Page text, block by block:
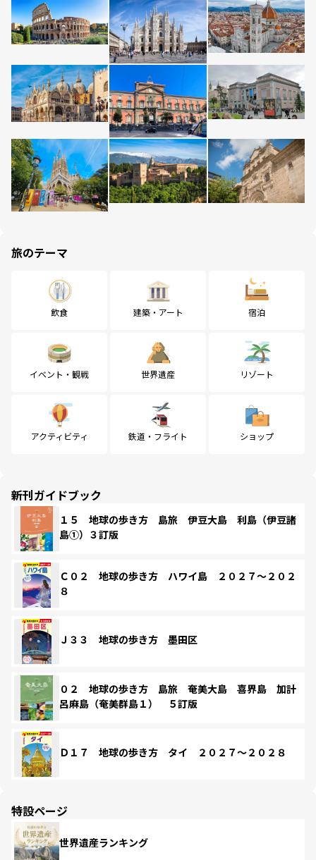
旅のテーマ
飲食 建築・アート 宿泊
イベント・観戦 世界遺産 リゾート
アクティビティ 鉄道・フライト ショップ
新刊ガイドブック
１５ 地球の歩き方 島旅 伊豆大島 利島（伊豆諸
島①）３訂版
Ｃ０２ 地球の歩き方 ハワイ島 ２０２７～２０２
８
Ｊ３３ 地球の歩き方 墨田区
０２ 地球の歩き方 島旅 奄美大島 喜界島 加計
呂麻島（奄美群島１） ５訂版
Ｄ１７ 地球の歩き方 タイ ２０２７～２０２８
特設ページ
世界遺産ランキング